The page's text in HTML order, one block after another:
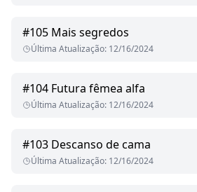
#105 Mais segredos
Última Atualização: 12/16/2024
#104 Futura fêmea alfa
Última Atualização: 12/16/2024
#103 Descanso de cama
Última Atualização: 12/16/2024